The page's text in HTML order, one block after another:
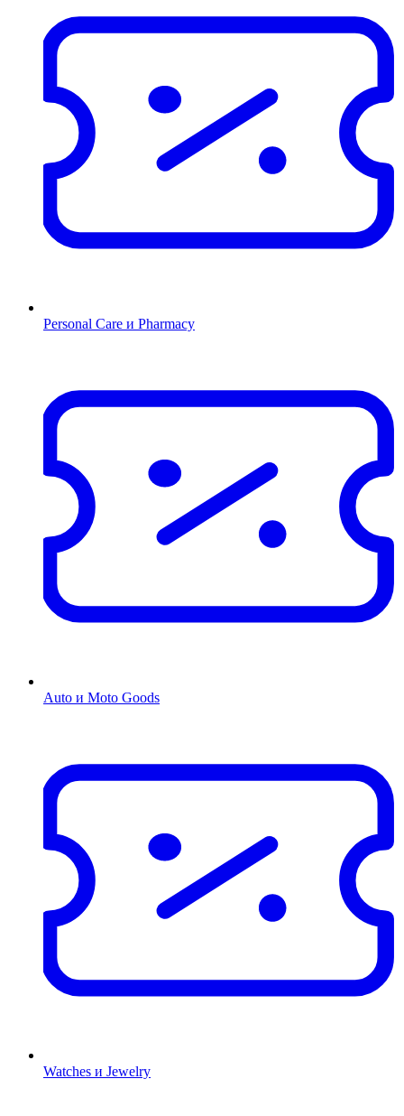
Personal Care и Pharmacy
Auto и Moto Goods
Watches и Jewelry